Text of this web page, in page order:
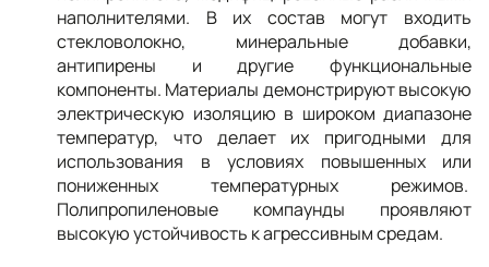
наполнителями. В их состав могут входить
стекловолокно, минеральные добавки,
антипирены и другие функциональные
компоненты. Материалы демонстрируют высокую
электрическую изоляцию в широком диапазоне
температур, что делает их пригодными для
использования в условиях повышенных или
пониженных температурных режимов.
Полипропиленовые компаунды проявляют
высокую устойчивость к агрессивным средам.